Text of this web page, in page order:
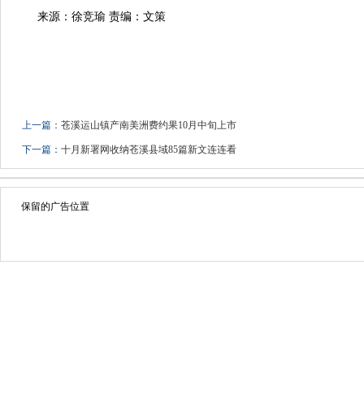
来源：徐竞瑜 责编：文策
上一篇： 苍溪运山镇产南美洲费约果10月中旬上市
下一篇： 十月新署网收纳苍溪县域85篇新文连连看
保留的广告位置